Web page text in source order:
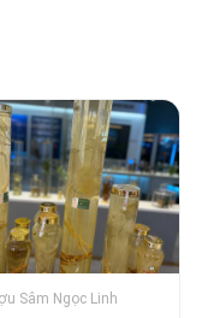
Sâm Ngọc Linh